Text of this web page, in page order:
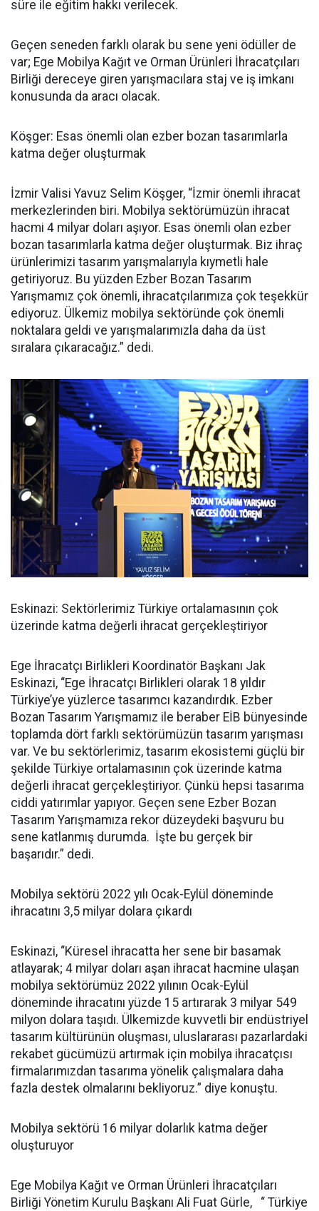
süre ile eğitim hakkı verilecek.
Geçen seneden farklı olarak bu sene yeni ödüller de
var; Ege Mobilya Kağıt ve Orman Ürünleri İhracatçıları
Birliği dereceye giren yarışmacılara staj ve iş imkanı
konusunda da aracı olacak.
Köşger: Esas önemli olan ezber bozan tasarımlarla
katma değer oluşturmak
İzmir Valisi Yavuz Selim Köşger, “İzmir önemli ihracat
merkezlerinden biri. Mobilya sektörümüzün ihracat
hacmi 4 milyar doları aşıyor. Esas önemli olan ezber
bozan tasarımlarla katma değer oluşturmak. Biz ihraç
ürünlerimizi tasarım yarışmalarıyla kıymetli hale
getiriyoruz. Bu yüzden Ezber Bozan Tasarım
Yarışmamız çok önemli, ihracatçılarımıza çok teşekkür
ediyoruz. Ülkemiz mobilya sektöründe çok önemli
noktalara geldi ve yarışmalarımızla daha da üst
sıralara çıkaracağız.” dedi.
Eskinazi: Sektörlerimiz Türkiye ortalamasının çok
üzerinde katma değerli ihracat gerçekleştiriyor
Ege İhracatçı Birlikleri Koordinatör Başkanı Jak
Eskinazi, “Ege İhracatçı Birlikleri olarak 18 yıldır
Türkiye’ye yüzlerce tasarımcı kazandırdık. Ezber
Bozan Tasarım Yarışmamız ile beraber EİB bünyesinde
toplamda dört farklı sektörümüzün tasarım yarışması
var. Ve bu sektörlerimiz, tasarım ekosistemi güçlü bir
şekilde Türkiye ortalamasının çok üzerinde katma
değerli ihracat gerçekleştiriyor. Çünkü hepsi tasarıma
ciddi yatırımlar yapıyor. Geçen sene Ezber Bozan
Tasarım Yarışmamıza rekor düzeydeki başvuru bu
sene katlanmış durumda. İşte bu gerçek bir
başarıdır.” dedi.
Mobilya sektörü 2022 yılı Ocak-Eylül döneminde
ihracatını 3,5 milyar dolara çıkardı
Eskinazi, “Küresel ihracatta her sene bir basamak
atlayarak; 4 milyar doları aşan ihracat hacmine ulaşan
mobilya sektörümüz 2022 yılının Ocak-Eylül
döneminde ihracatını yüzde 15 artırarak 3 milyar 549
milyon dolara taşıdı. Ülkemizde kuvvetli bir endüstriyel
tasarım kültürünün oluşması, uluslararası pazarlardaki
rekabet gücümüzü artırmak için mobilya ihracatçısı
firmalarımızdan tasarıma yönelik çalışmalara daha
fazla destek olmalarını bekliyoruz.” diye konuştu.
Mobilya sektörü 16 milyar dolarlık katma değer
oluşturuyor
Ege Mobilya Kağıt ve Orman Ürünleri İhracatçıları
Birliği Yönetim Kurulu Başkanı Ali Fuat Gürle, “ Türkiye